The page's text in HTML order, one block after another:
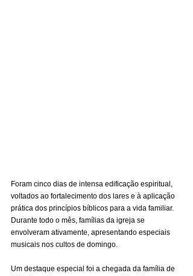
Foram cinco dias de intensa edificação espiritual,
voltados ao fortalecimento dos lares e à aplicação
prática dos princípios bíblicos para a vida familiar.
Durante todo o mês, famílias da igreja se
envolveram ativamente, apresentando especiais
musicais nos cultos de domingo.
Um destaque especial foi a chegada da família de